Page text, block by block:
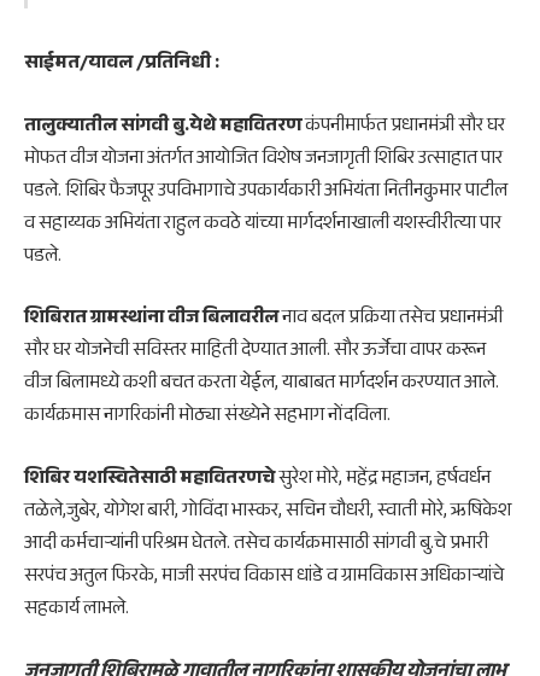
साईमत/यावल /प्रतिनिधी :
तालुक्यातील सांगवी बु.येथे महावितरणकंपनीमार्फत प्रधानमंत्री सौर घर
मोफत वीज योजना अंतर्गत आयोजित विशेष जनजागृती शिबिर उत्साहात पार
पडले. शिबिर फैजपूर उपविभागाचे उपकार्यकारी अभियंता नितीनकुमार पाटील
व सहाय्यक अभियंता राहुल कवठे यांच्या मार्गदर्शनाखाली यशस्वीरीत्या पार
पडले.
शिबिरात ग्रामस्थांना वीज बिलावरीलनाव बदल प्रक्रिया तसेच प्रधानमंत्री
सौर घर योजनेची सविस्तर माहिती देण्यात आली. सौर ऊर्जेचा वापर करून
वीज बिलामध्ये कशी बचत करता येईल, याबाबत मार्गदर्शन करण्यात आले.
कार्यक्रमास नागरिकांनी मोठ्या संख्येने सहभाग नोंदविला.
शिबिर यशस्वितेसाठी महावितरणचेसुरेश मोरे, महेंद्र महाजन, हर्षवर्धन
तळेले,जुबेर, योगेश बारी, गोविंदा भास्कर, सचिन चौधरी, स्वाती मोरे, ऋषिकेश
आदी कर्मचाऱ्यांनी परिश्रम घेतले. तसेच कार्यक्रमासाठी सांगवी बु.चे प्रभारी
सरपंच अतुल फिरके, माजी सरपंच विकास धांडे व ग्रामविकास अधिकाऱ्यांचे
सहकार्य लाभले.